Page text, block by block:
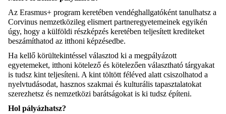
Az Erasmus+ program keretében vendéghallgatóként tanulhatsz a
Corvinus nemzetközileg elismert partneregyetemeinek egyikén
úgy, hogy a külföldi részképzés keretében teljesített krediteket
beszámíthatod az itthoni képzésedbe.
Ha kellő körültekintéssel választod ki a megpályázott
egyetemeket, itthoni kötelező és kötelezően választható tárgyakat
is tudsz kint teljesíteni. A kint töltött féléved alatt csiszolhatod a
nyelvtudásodat, hasznos szakmai és kulturális tapasztalatokat
szerezhetsz és nemzetközi barátságokat is ki tudsz építeni.
Hol pályázhatsz?